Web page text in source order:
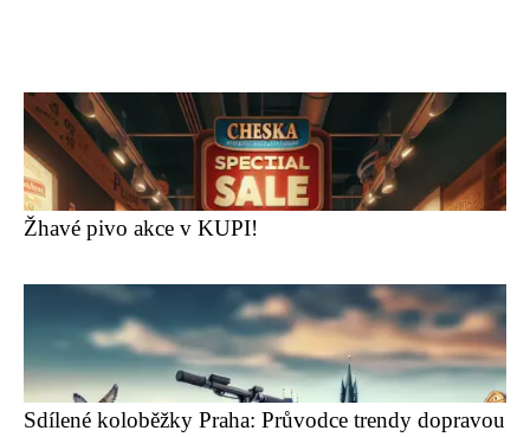
Žhavé pivo akce v KUPI!
Sdílené koloběžky Praha: Průvodce trendy dopravou